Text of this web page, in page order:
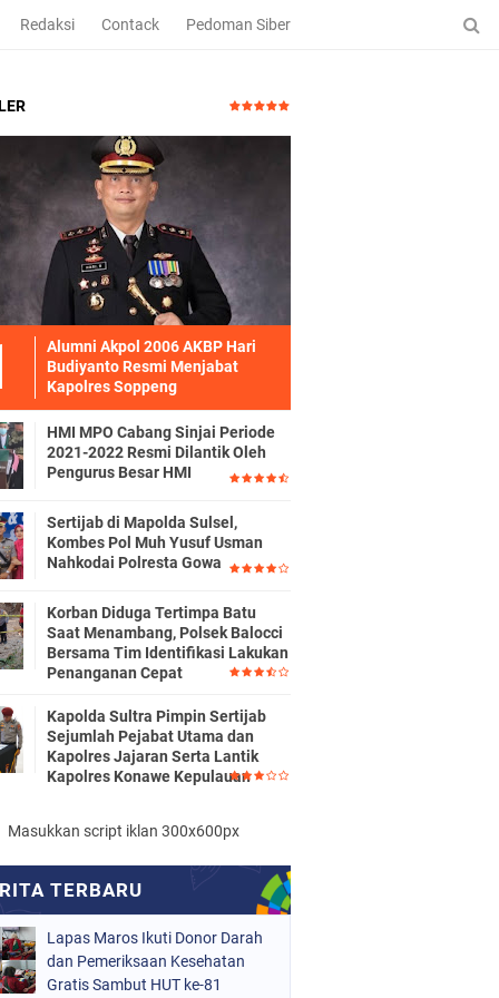
Redaksi Contack Pedoman Siber
Alumni Akpol 2006 AKBP Hari
Budiyanto Resmi Menjabat
Kapolres Soppeng
HMI MPO Cabang Sinjai Periode
2021-2022 Resmi Dilantik Oleh
Pengurus Besar HMI
Sertijab di Mapolda Sulsel,
Kombes Pol Muh Yusuf Usman
Nahkodai Polresta Gowa
Korban Diduga Tertimpa Batu
Saat Menambang, Polsek Balocci
Bersama Tim Identifikasi Lakukan
Penanganan Cepat
Kapolda Sultra Pimpin Sertijab
Sejumlah Pejabat Utama dan
Kapolres Jajaran Serta Lantik
Kapolres Konawe Kepulauan
Masukkan script iklan 300x600px
Lapas Maros Ikuti Donor Darah
dan Pemeriksaan Kesehatan
Gratis Sambut HUT ke-81